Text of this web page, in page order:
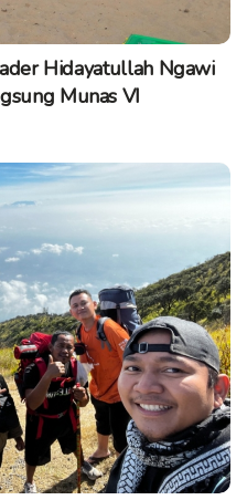
Hidayatullah Ngawi
Munas VI